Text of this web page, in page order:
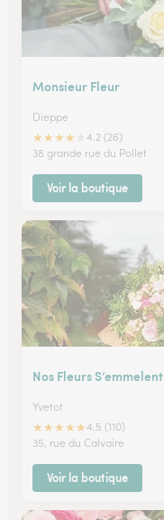
Monsieur Fleur
Dieppe
★★★★
4.2 (26)
38 grande rue du Pollet
Voir la boutique
Nos Fleurs S’emmelent
Yvetot
★★★★★4.5 (110)
35, rue du Calvaire
Voir la boutique